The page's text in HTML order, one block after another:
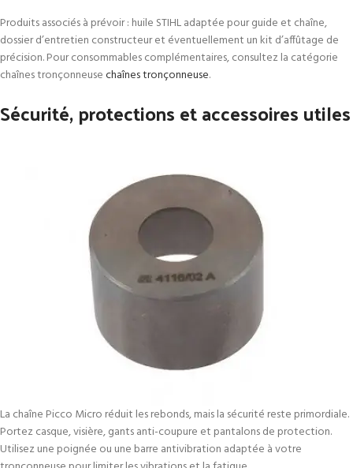
Produits associés à prévoir : huile STIHL adaptée pour guide et chaîne,
dossier d’entretien constructeur et éventuellement un kit d’affûtage de
précision. Pour consommables complémentaires, consultez la catégorie
chaînes tronçonneusechaînes tronçonneuse.
Sécurité, protections et accessoires utiles
La chaîne Picco Micro réduit les rebonds, mais la sécurité reste primordiale.
Portez casque, visière, gants anti-coupure et pantalons de protection.
Utilisez une poignée ou une barre antivibration adaptée à votre